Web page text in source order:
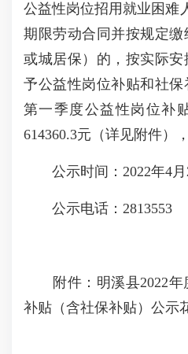
公益性岗位招用就业困难
期限劳动合同并按规定
或城居保）的，按实际
予公益性岗位补贴和社保
第一季度公益性岗位补
614360.3元（详见附件）
公示时间：2022年4月
公示电话：2813553
附件：明溪县2022年
补贴（含社保补贴）公示